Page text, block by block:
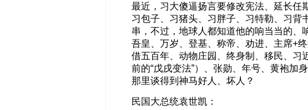
最近，习大傻逼扬言要修改宪法、延长任
习包子、习猪头、习胖子、习特勒、习背
串，不过，地球人都知道他的响当当的、
吾皇、万岁、登基、称帝、劝进、主席+
借五百年、动物庄园、终身制、移民、习
前的“戊戌变法”）、张勋、年号、黄袍
那里谈得到神马好人、坏人？
民国大总统袁世凯：